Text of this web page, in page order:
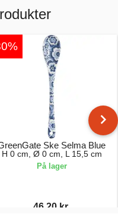
Ske Selma Blue
H 0 cm, Ø 0 cm, L 15,5 cm
På lager
46,20 kr.